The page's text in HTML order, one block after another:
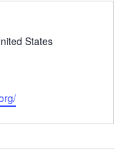
States